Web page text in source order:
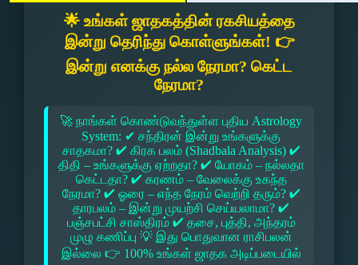
🌟 உங்கள் ஜாதகத்தின் ரகசியத்தை
இன்று தெரிந்து கொள்ளுங்கள்! 👉
இன்று எனக்கு நல்ல நேரமா? கெட்ட
நேரமா?
🚀 நாங்கள் கொண்டுவந்துள்ள புதிய Astrology
System: ✔ சந்திரன் இன்று உங்களுக்கு
சாதகமா? ✔ கிரக பலம் (Shadbala Analysis) ✔
திதி – உங்களுக்கு ஏற்றதா? ✔ யோகம் – நல்லதா
கெட்டதா? ✔ கரணம் – வேலைக்கு உகந்த
நேரமா? ✔ ஓரை – எந்த நேரம் வெற்றி தரும்? ✔
தாரபலம் – இன்று முயற்சி செய்யலாமா? ✔
பஞ்சபட்சி சாஸ்திரம் ✔ தசை, புத்தி, அந்தரம்
முழு கணிப்பு 💡 இது பொதுவான ராசிபலன்
இல்லை 👉 100% உங்கள் ஜாதக அடிப்படையில்